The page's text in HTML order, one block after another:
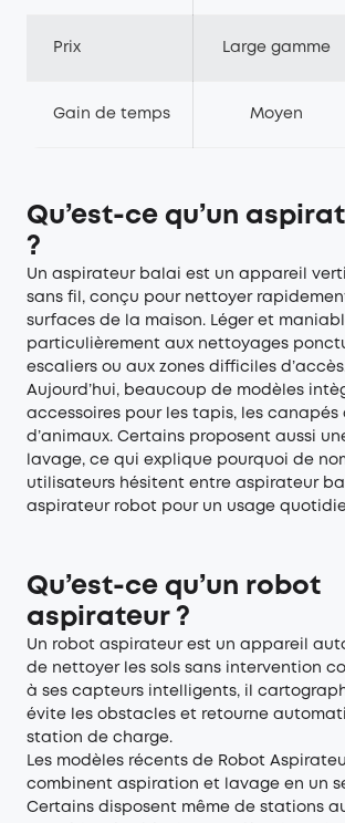
Prix Large gamme
Gain de temps Moyen
Qu’est-ce qu’un
?
Un aspirateur balai est un appareil
sans fil, conçu pour nettoyer
surfaces de la maison. Léger et
particulièrement aux nettoyages
escaliers ou aux zones difficiles
Aujourd’hui, beaucoup de modèles
accessoires pour les tapis, les canapés
d’animaux. Certains proposent aussi
lavage, ce qui explique pourquoi de
utilisateurs hésitent entre aspirateur
aspirateur robot pour un usage
Qu’est-ce qu’un robot
aspirateur ?
Un robot aspirateur est un appareil
de nettoyer les sols sans intervention
à ses capteurs intelligents, il
évite les obstacles et retourne
station de charge.
Les modèles récents de Robot
combinent aspiration et lavage en un
Certains disposent même de stations